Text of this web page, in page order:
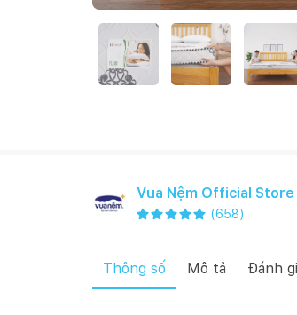
Vua Nệm Official Store
(658)
Thông số Mô tả Đánh